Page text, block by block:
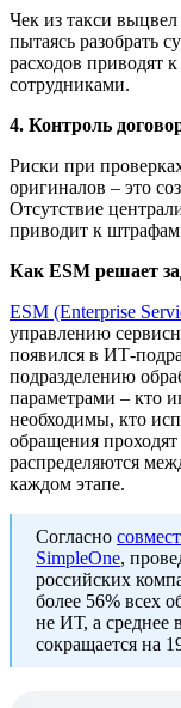
Чек из такси
пытаясь разобрать
расходов приводят
сотрудниками.
4. Контроль
Риски при
оригиналов – это
Отсутствие
приводит к
Как ESM решает
ESM (Enterprise
управлению
появился в ИТ-
подразделению
параметрами – кто
необходимы, кто
обращения
распределяются
каждом этапе.
Согласно
SimpleOne,
российских
более 56% всех
не ИТ, а среднее
сокращается на